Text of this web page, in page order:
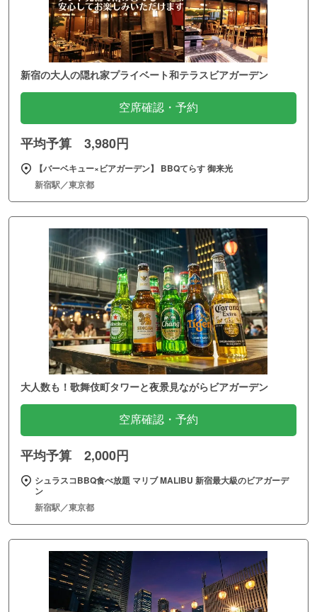
新宿の大人の隠れ家プライベート和テラスビアガーデン
空席確認・予約
平均予算 3,980円
【バーベキュー×ビアガーデン】 BBQてらす 御来光
新宿駅／東京都
大人数も！歌舞伎町タワーと夜景見ながらビアガーデン
空席確認・予約
平均予算 2,000円
シュラスコBBQ食べ放題 マリブ MALIBU 新宿最大級のビアガーデ
ン
新宿駅／東京都